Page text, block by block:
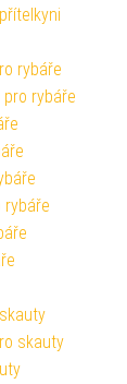
rybáře
rybáře
rybáře
skauty